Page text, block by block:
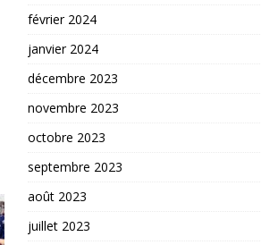
février 2024
janvier 2024
décembre 2023
novembre 2023
octobre 2023
septembre 2023
août 2023
juillet 2023